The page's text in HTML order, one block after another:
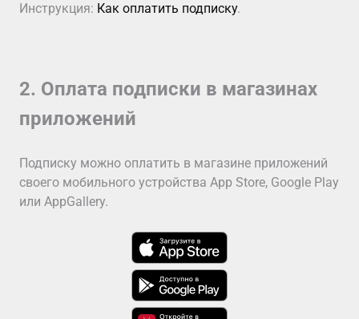
Инструкция: Как оплатить подписку.
2. Оплата подписки в магазинах
приложений
Подписку можно оплатить в магазине приложений
своего мобильного устройства App Store, Google Play
или AppGallery.